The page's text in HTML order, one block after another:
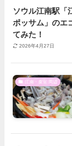
ソウル江南駅「
ポッサム」のエ
てみた！
2026年4月27日
江南・蚕室 周辺